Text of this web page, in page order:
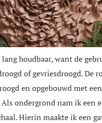
houdbaar, want de
of gevriesdroogd. De
en opgebouwd met
ondergrond nam ik een
Hierin maakte ik een